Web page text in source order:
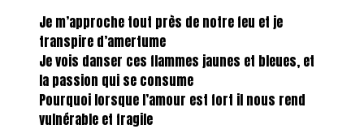
Je m’approche tout près de notre feu et je
transpire d’amertume
Je vois danser ces flammes jaunes et bleues, et
la passion qui se consume
Pourquoi lorsque l’amour est fort il nous rend
vulnérable et fragile